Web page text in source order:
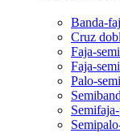
Banda-
Cruz
Faja-
Faja-
Palo-